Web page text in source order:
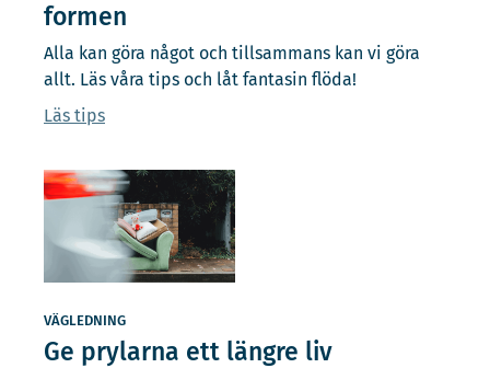
formen
Alla kan göra något och tillsammans kan vi göra
allt. Läs våra tips och låt fantasin flöda!
Läs tips
VÄGLEDNING
Ge prylarna ett längre liv